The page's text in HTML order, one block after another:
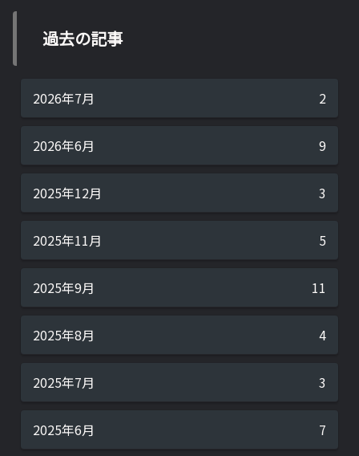
過去の記事
2026年7月 2
2026年6月 9
2025年12月 3
2025年11月 5
2025年9月 11
2025年8月 4
2025年7月 3
2025年6月 7